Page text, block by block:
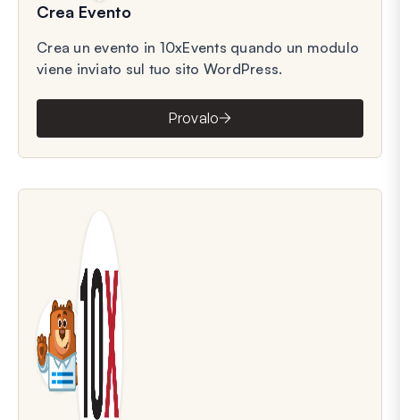
Crea Evento
Crea un evento in 10xEvents quando un modulo
viene inviato sul tuo sito WordPress.
Provalo